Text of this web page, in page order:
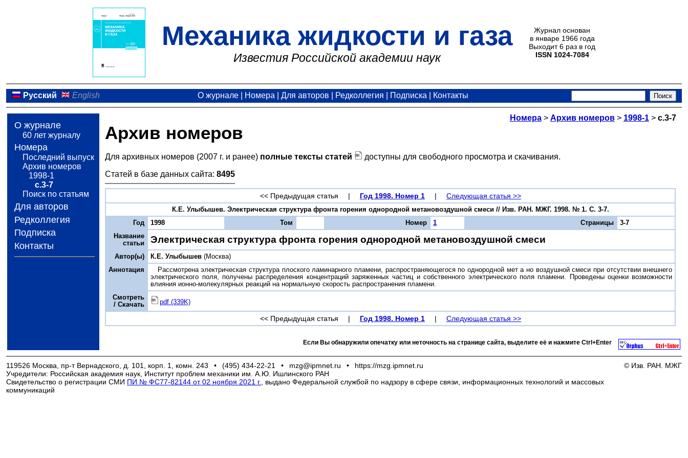
Механика жидкости и газа
Известия Российской академии наук
Журнал основан
в январе 1966 года
Выходит 6 раз в год
ISSN 1024-7084
Русский English О журнале Номера Для авторов Редколлегия Подписка Контакты
О журнале
60 лет журналу
Номера
Последний выпуск
Архив номеров
1998-1
с.3-7
Поиск по статьям
Для авторов
Редколлегия
Подписка
Контакты
Номера> Архив номеров> 1998-1> с.3-7
Архив номеров
Для архивных номеров (2007 г. и ранее) полные тексты статей
доступны для свободного просмотра и скачивания.
Статей в базе данных сайта: 8495
<< Предыдущая статья | Год 1998. Номер 1 | Следующая статья >>
К.Е. Улыбышев. Электрическая структура фронта горения однородной метановоздушной смеси // Изв. РАН. МЖГ. 1998. № 1. С. 3-7.
Год
1998 Том Номер 1 Страницы
3-7
Название
статьи
Электрическая структура фронта горения однородной метановоздушной смеси
Автор(ы) К.Е. Улыбышев (Москва)
Аннотация
Рассмотрена электрическая структура плоского ламинарного пламени, распространяющегося по однородной мет а но воздушной смеси при отсутствии внешнего
электрического поля, получены распределения концентраций заряженных частиц и собственного электрического поля пламени. Проведены оценки возможности
влияния ионно-молекулярных реакций на нормальную скорость распространения пламени.
Смотреть
/ Скачать
pdf (339K)
<< Предыдущая статья | Год 1998. Номер 1 | Следующая статья >>
Если Вы обнаружили опечатку или неточность на странице сайта, выделите её и нажмите Ctrl+Enter
119526 Москва, пр-т Вернадского, д. 101, корп. 1, комн. 243 • (495) 434-22-21 • mzg@ipmnet.ru •
https://mzg.ipmnet.ru
Учредители: Российская академия наук, Институт проблем механики им. А.Ю. Ишлинского РАН
Свидетельство о регистрации СМИ ПИ № ФС77-82144 от 02 ноября 2021 г.
, выдано Федеральной службой по надзору в сфере связи, информационных технологий и массовых
коммуникаций
© Изв. РАН. МЖГ